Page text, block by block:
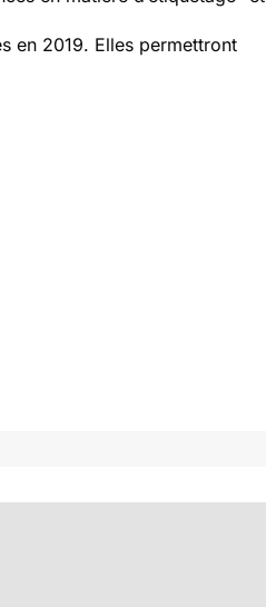
en 2019. Elles permettront